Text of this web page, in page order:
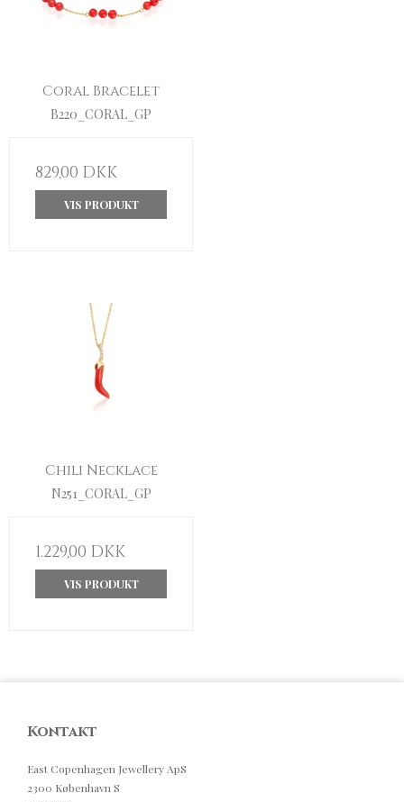
Coral Bracelet
B220_CORAL_GP
829,00 DKK
VIS PRODUKT
Chili Necklace
N251_CORAL_GP
1.229,00 DKK
VIS PRODUKT
Kontakt
East Copenhagen Jewellery ApS
2300 København S